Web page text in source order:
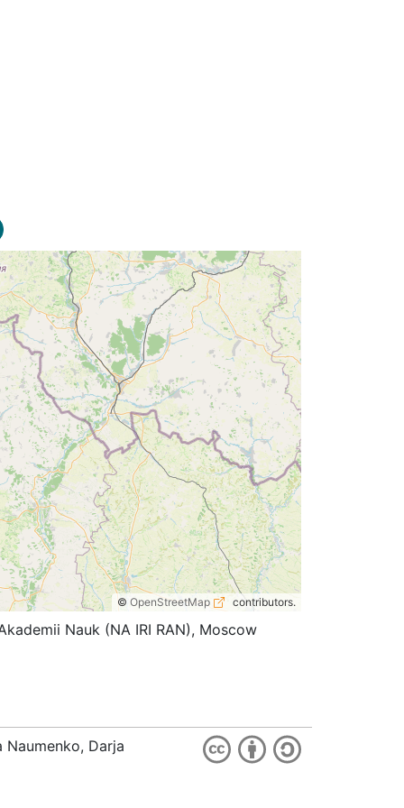
© OpenStreetMap contributors.
Nauk (NA IRI RAN), Moscow
Darja